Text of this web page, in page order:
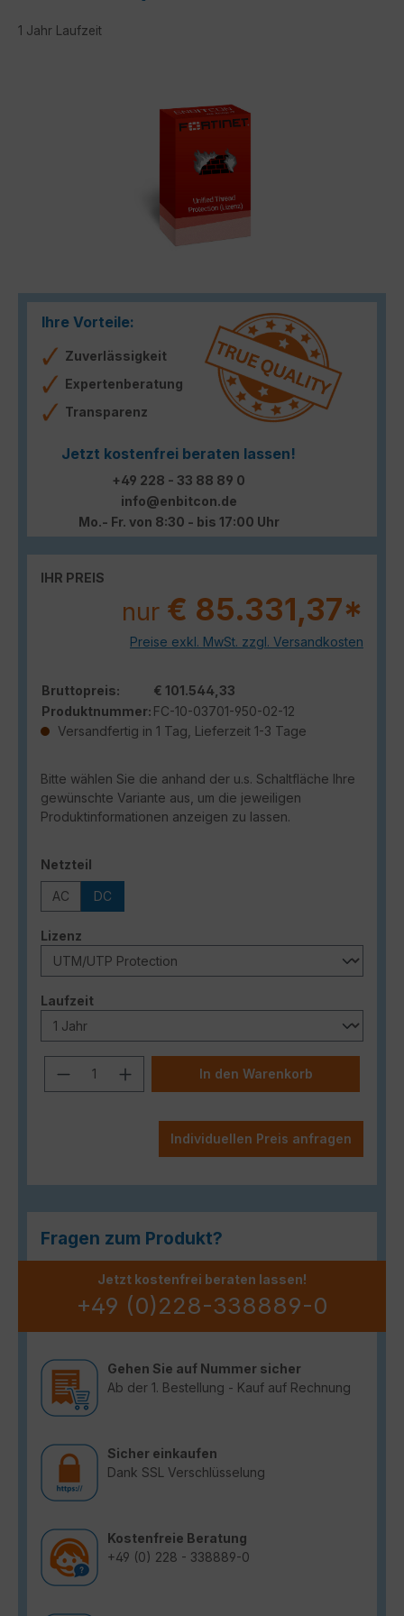
1 Jahr Laufzeit
Ihre Vorteile:
Zuverlässigkeit
Expertenberatung
Transparenz
Jetzt kostenfrei beraten lassen!
+49 228 - 33 88 89 0
info@enbitcon.de
Mo.- Fr. von 8:30 - bis 17:00 Uhr
IHR PREIS
nur € 85.331,37*
Preise exkl. MwSt. zzgl. Versandkosten
Bruttopreis:
€ 101.544,33
Produktnummer: FC-10-03701-950-02-12
Versandfertig in 1 Tag, Lieferzeit 1-3 Tage
Bitte wählen Sie die anhand der u.s. Schaltfläche Ihre
gewünschte Variante aus, um die jeweiligen
Produktinformationen anzeigen zu lassen.
Netzteil
AC DC
Lizenz
Laufzeitauswählen
Produkt Anzahl: Gib den
In den Warenkorb
Individuellen Preis anfragen
Fragen zum Produkt?
Jetzt kostenfrei beraten lassen!
+49 (0)228-338889-0
Gehen Sie auf Nummer sicher
Ab der 1. Bestellung - Kauf auf Rechnung
Sicher einkaufen
Dank SSL Verschlüsselung
Kostenfreie Beratung
+49 (0) 228 - 338889-0